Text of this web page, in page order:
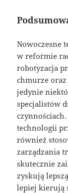
Nowoczesne
w reformie
robotyzacja
chmurze
jedynie
specjalistów
technologii
również
zarządzania
skutecznie
zyskują
lepiej kierują